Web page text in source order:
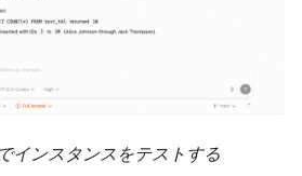
インスタンスをテストする